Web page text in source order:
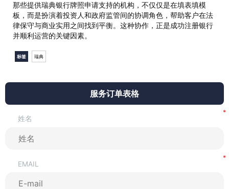
那些提供瑞典银行牌照申请支持的机构，不仅仅是在填表填模
板，而是扮演着投资人和政府监管间的协调角色，帮助客户在法
律保守与商业实用之间找到平衡。这种协作，正是成功注册银行
并顺利运营的关键因素。
标签 瑞典
服务订单表格
姓名
EMAIL